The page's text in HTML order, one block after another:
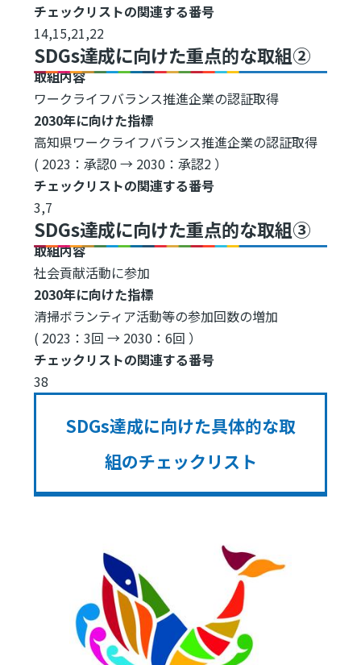
チェックリストの関連する番号
14,15,21,22
SDGs達成に向けた重点的な取組②
取組内容
ワークライフバランス推進企業の認証取得
2030年に向けた指標
高知県ワークライフバランス推進企業の認証取得
( 2023：承認0 → 2030：承認2 ）
チェックリストの関連する番号
3,7
SDGs達成に向けた重点的な取組③
取組内容
社会貢献活動に参加
2030年に向けた指標
清掃ボランティア活動等の参加回数の増加
( 2023：3回 → 2030：6回 ）
チェックリストの関連する番号
38
SDGs達成に向けた具体的な取
組のチェックリスト